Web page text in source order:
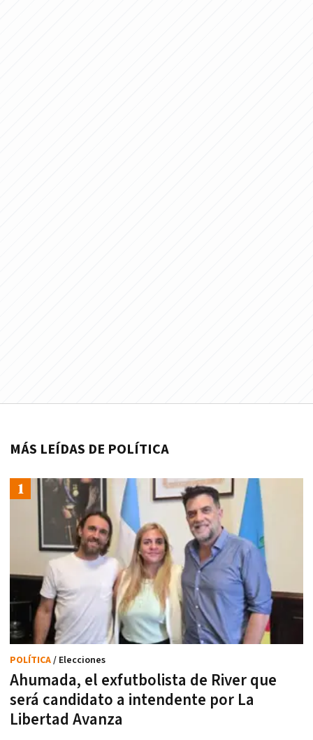
MÁS LEÍDAS DE POLÍTICA
Ahumada, el exfutbolista de River que
será candidato a intendente por La
Libertad Avanza
POLÍTICA/ Elecciones